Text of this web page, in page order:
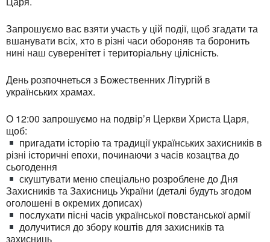
Запрошуємо вас взяти участь у цій події, щоб згадати та
вшанувати всіх, хто в різні часи обороняв та боронить
нині наш суверенітет і територіальну цілісність.
День розпочнеться з Божественних Літургій в
українських храмах.
О 12:00 запрошуємо на подвір’я Церкви Христа Царя,
щоб:
пригадати історію та традиції українських захисників в
різні історичні епохи, починаючи з часів козацтва до
сьогодення
скуштувати меню спеціально розроблене до Дня
Захисників та Захисниць України (деталі будуть згодом
оголошені в окремих дописах)
послухати пісні часів української повстанської армії
долучитися до збору коштів для захисників та
захисниць